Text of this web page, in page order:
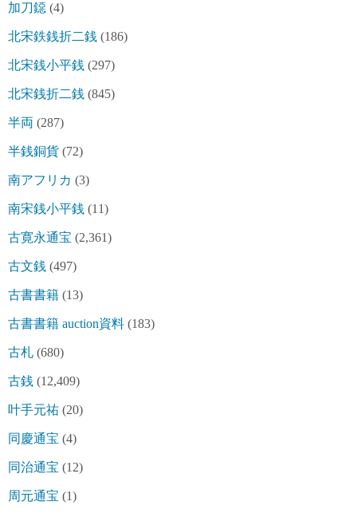
加刀鐚 (4)
北宋鉄銭折二銭 (186)
北宋銭小平銭 (297)
北宋銭折二銭 (845)
半両 (287)
半銭銅貨 (72)
南アフリカ (3)
南宋銭小平銭 (11)
古寛永通宝 (2,361)
古文銭 (497)
古書書籍 (13)
古書書籍 auction資料 (183)
古札 (680)
古銭 (12,409)
叶手元祐 (20)
同慶通宝 (4)
同治通宝 (12)
周元通宝 (1)